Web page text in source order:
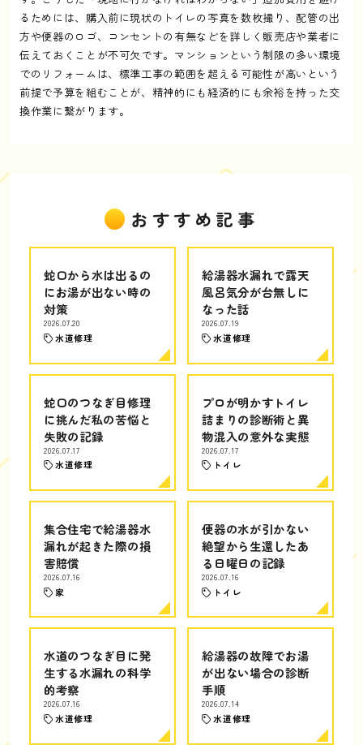
るためには、購入前に現状のトイレの写真を数枚撮り、配管の出
方や便器のロゴ、コンセントの有無などを詳しく販売店や業者に
伝えておくことが不可欠です。マンションという制限の多い環境
でのリフォームは、標準工事の範囲を超える可能性が高いという
前提で予算を組むことが、精神的にも経済的にも余裕を持った交
換作業に繋がります。
おすすめ記事
蛇口から水は出るの
にお湯が出ない時の
対策
2026.07.20
水道修理
給湯器水漏れで露天
風呂気分が台無しに
なった話
2026.07.19
水道修理
蛇口のつなぎ目修理
に挑んだ私の苦悩と
失敗の記録
2026.07.17
水道修理
プロが明かすトイレ
詰まりの診断術と異
物混入の意外な実態
2026.07.17
トイレ
集合住宅で給湯器水
漏れが起きた際の損
害賠償
2026.07.16
家
便器の水が引かない
絶望から生還したあ
る日曜日の記録
2026.07.16
トイレ
水道のつなぎ目に発
生する水漏れの科学
的考察
2026.07.16
水道修理
給湯器の故障でお湯
が出ない場合の診断
手順
2026.07.14
水道修理